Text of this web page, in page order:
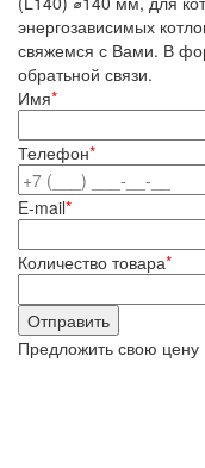
энергозависимых
свяжемся с Вами. В
обратьной связи.
Имя*
Телефон*
E-mail*
Количество товара*
Предложить свою цену